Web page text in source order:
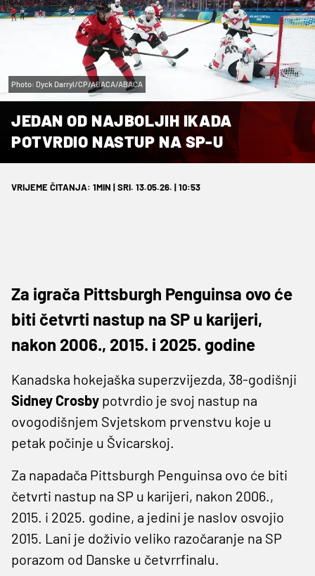
Photo: Dyck Darryl/CP/ABACA/ABACA
JEDAN OD NAJBOLJIH IKADA
POTVRDIO NASTUP NA SP-U
VRIJEME ČITANJA: 1MIN | SRI. 13.05.26. | 10:53
Za igrača Pittsburgh Penguinsa ovo će
biti četvrti nastup na SP u karijeri,
nakon 2006., 2015. i 2025. godine
Kanadska hokejaška superzvijezda, 38-godišnji
Sidney Crosby potvrdio je svoj nastup na
ovogodišnjem Svjetskom prvenstvu koje u
petak počinje u Švicarskoj.
Za napadača Pittsburgh Penguinsa ovo će biti
četvrti nastup na SP u karijeri, nakon 2006.,
2015. i 2025. godine, a jedini je naslov osvojio
2015. Lani je doživio veliko razočaranje na SP
porazom od Danske u četvrrfinalu.